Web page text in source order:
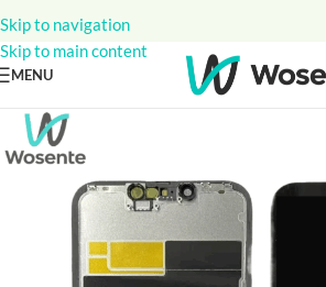
Skip to navigation
Skip to main content
MENU